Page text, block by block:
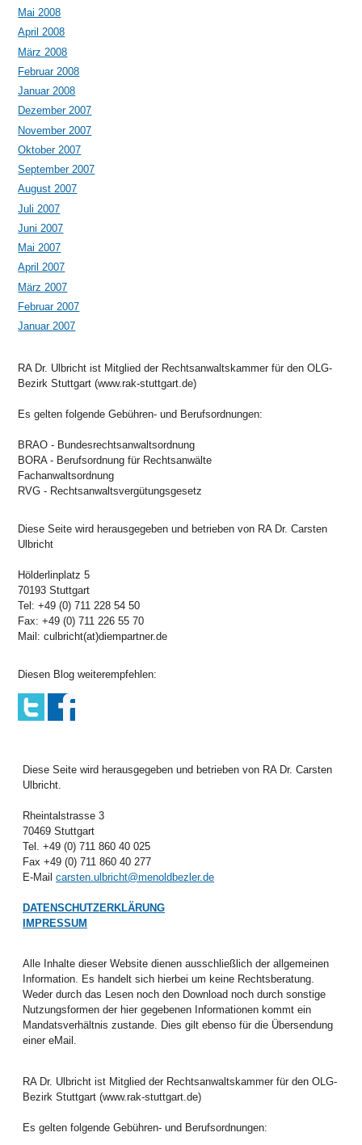
Mai 2008
April 2008
März 2008
Februar 2008
Januar 2008
Dezember 2007
November 2007
Oktober 2007
September 2007
August 2007
Juli 2007
Juni 2007
Mai 2007
April 2007
März 2007
Februar 2007
Januar 2007
RA Dr. Ulbricht ist Mitglied der Rechtsanwaltskammer für den OLG-
Bezirk Stuttgart (www.rak-stuttgart.de)
Es gelten folgende Gebühren- und Berufsordnungen:
BRAO - Bundesrechtsanwaltsordnung
BORA - Berufsordnung für Rechtsanwälte
Fachanwaltsordnung
RVG - Rechtsanwaltsvergütungsgesetz
Diese Seite wird herausgegeben und betrieben von RA Dr. Carsten
Ulbricht
Hölderlinplatz 5
70193 Stuttgart
Tel: +49 (0) 711 228 54 50
Fax: +49 (0) 711 226 55 70
Mail: culbricht(at)diempartner.de
Diesen Blog weiterempfehlen:
Diese Seite wird herausgegeben und betrieben von RA Dr. Carsten
Ulbricht.
Rheintalstrasse 3
70469 Stuttgart
Tel. +49 (0) 711 860 40 025
Fax +49 (0) 711 860 40 277
E-Mail carsten.ulbricht@menoldbezler.de
DATENSCHUTZERKLÄRUNG
IMPRESSUM
Alle Inhalte dieser Website dienen ausschließlich der allgemeinen
Information. Es handelt sich hierbei um keine Rechtsberatung.
Weder durch das Lesen noch den Download noch durch sonstige
Nutzungsformen der hier gegebenen Informationen kommt ein
Mandatsverhältnis zustande. Dies gilt ebenso für die Übersendung
einer eMail.
RA Dr. Ulbricht ist Mitglied der Rechtsanwaltskammer für den OLG-
Bezirk Stuttgart (www.rak-stuttgart.de)
Es gelten folgende Gebühren- und Berufsordnungen: